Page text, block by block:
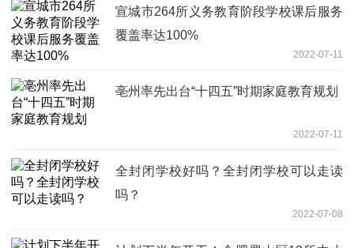
宣城市264所义务教育阶段学校课后服务
覆盖率达100%
2022-07-11
亳州率先出台“十四五”时期家庭教育规划
2022-07-11
全封闭学校好吗？全封闭学校可以走读
吗？
2022-07-08